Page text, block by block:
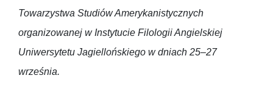
Towarzystwa Studiów Amerykanistycznych
organizowanej w Instytucie Filologii Angielskiej
Uniwersytetu Jagiellońskiego w dniach 25–27
września.